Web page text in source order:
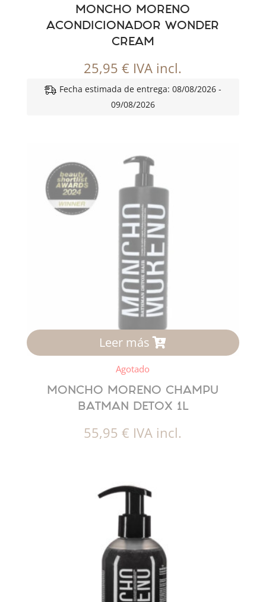
MONCHO MORENO
ACONDICIONADOR WONDER
CREAM
25,95€ IVA incl.
Fecha estimada de entrega: 08/08/2026 -
09/08/2026
Leer más
Agotado
MONCHO MORENO CHAMPU
BATMAN DETOX 1L
55,95€ IVA incl.